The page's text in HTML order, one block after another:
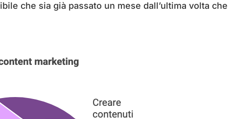
che sia già passato un mese dall’ultima volta che